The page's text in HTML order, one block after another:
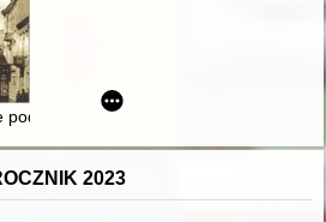
okupacją niemiecką - recenzja]
2023